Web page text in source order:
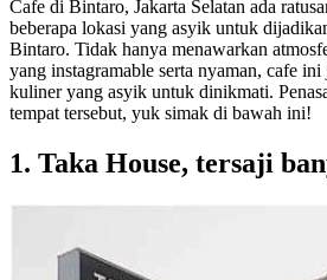
Cafe di Bintaro, Jakarta Selatan ada
beberapa lokasi yang asyik untuk
Bintaro. Tidak hanya menawarkan
yang instagramable serta nyaman, cafe
kuliner yang asyik untuk dinikmati.
tempat tersebut, yuk simak di bawah ini!
1. Taka House, tersaji